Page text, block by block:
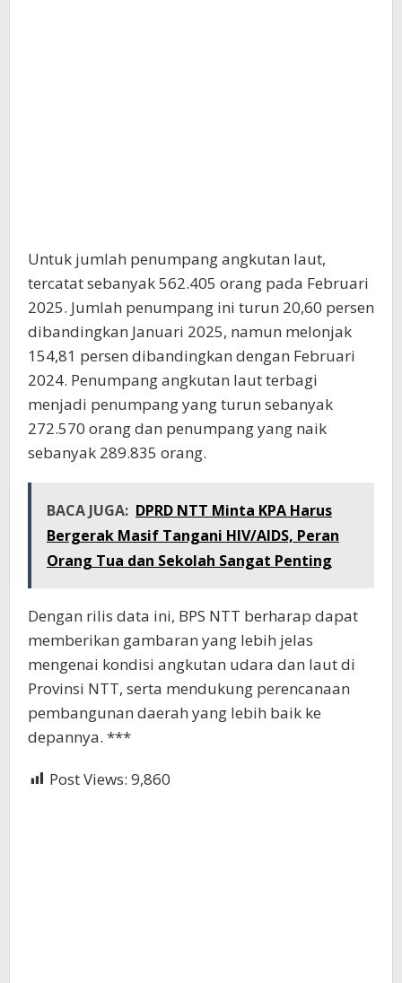
Untuk jumlah penumpang angkutan laut,
tercatat sebanyak 562.405 orang pada Februari
2025. Jumlah penumpang ini turun 20,60 persen
dibandingkan Januari 2025, namun melonjak
154,81 persen dibandingkan dengan Februari
2024. Penumpang angkutan laut terbagi
menjadi penumpang yang turun sebanyak
272.570 orang dan penumpang yang naik
sebanyak 289.835 orang.
BACA JUGA: DPRD NTT Minta KPA Harus
Bergerak Masif Tangani HIV/AIDS, Peran
Orang Tua dan Sekolah Sangat Penting
Dengan rilis data ini, BPS NTT berharap dapat
memberikan gambaran yang lebih jelas
mengenai kondisi angkutan udara dan laut di
Provinsi NTT, serta mendukung perencanaan
pembangunan daerah yang lebih baik ke
depannya. ***
Post Views: 9,860